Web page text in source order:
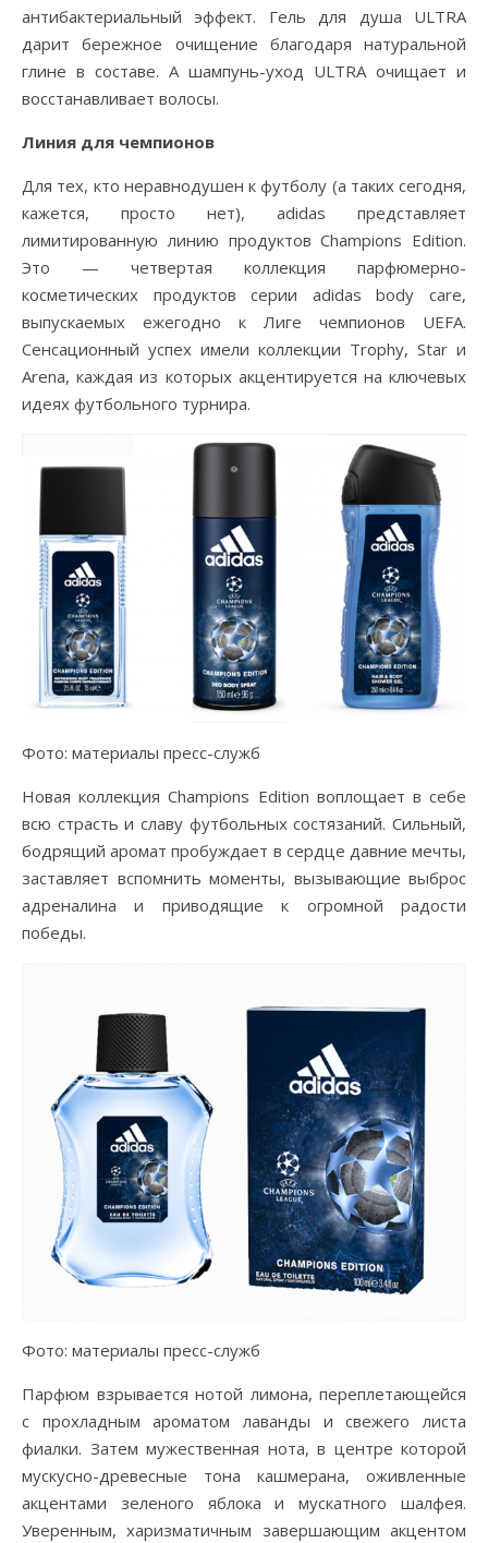
антибактериальный эффект. Гель для душа ULTRA
дарит бережное очищение благодаря натуральной
глине в составе. А шампунь-уход ULTRA очищает и
восстанавливает волосы.
Линия для чемпионов
Для тех, кто неравнодушен к футболу (а таких сегодня,
кажется, просто нет), adidas представляет
лимитированную линию продуктов Champions Edition.
Это — четвертая коллекция парфюмерно-
косметических продуктов серии adidas body care,
выпускаемых ежегодно к Лиге чемпионов UEFA.
Сенсационный успех имели коллекции Trophy, Star и
Arena, каждая из которых акцентируется на ключевых
идеях футбольного турнира.
Фото: материалы пресс-служб
Новая коллекция Champions Edition воплощает в себе
всю страсть и славу футбольных состязаний. Сильный,
бодрящий аромат пробуждает в сердце давние мечты,
заставляет вспомнить моменты, вызывающие выброс
адреналина и приводящие к огромной радости
победы.
Фото: материалы пресс-служб
Парфюм взрывается нотой лимона, переплетающейся
с прохладным ароматом лаванды и свежего листа
фиалки. Затем мужественная нота, в центре которой
мускусно-древесные тона кашмерана, оживленные
акцентами зеленого яблока и мускатного шалфея.
Уверенным, харизматичным завершающим акцентом